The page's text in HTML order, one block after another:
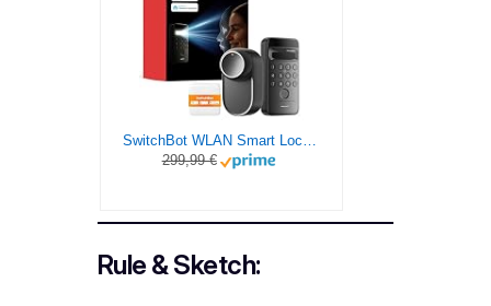
SwitchBot WLAN Smart Lock Ultra mit Keypad Vision, 3D-Gesichts-/Fingerabdruckerkennung, Elektronisches Türschloss mit Aufladbarem Akku, Öffnen per Gesicht, Fingerprint, Code, Alexa, unterstützt Matter
299,99 €
Rule & Sketch: